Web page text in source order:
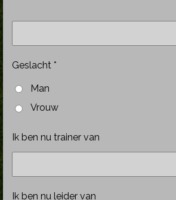
Geslacht *
Man
Vrouw
Ik ben nu trainer van
Ik ben nu leider van